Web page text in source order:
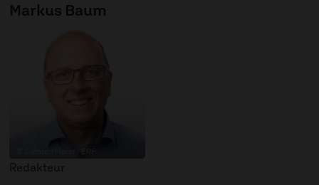
Markus Baum
Redakteur